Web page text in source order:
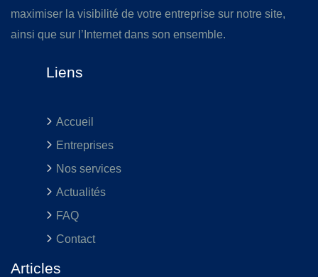
maximiser la visibilité de votre entreprise sur notre site,
ainsi que sur l’Internet dans son ensemble.
Liens
Accueil
Entreprises
Nos services
Actualités
FAQ
Contact
Articles